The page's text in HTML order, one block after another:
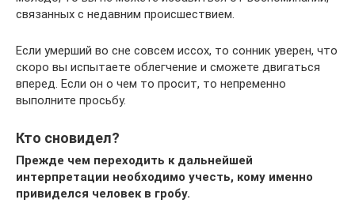
связанных с недавним происшествием.
Если умерший во сне совсем иссох, то сонник уверен, что
скоро вы испытаете облегчение и сможете двигаться
вперед. Если он о чем то просит, то непременно
выполните просьбу.
Кто сновидел?
Прежде чем переходить к дальнейшей
интерпретации необходимо учесть, кому именно
привиделся человек в гробу.